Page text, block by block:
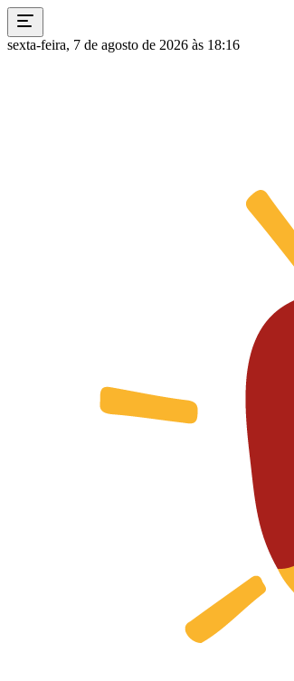
sexta-feira, 7 de agosto de 2026 às 18:16